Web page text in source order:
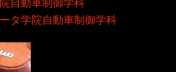
タ学院自動車制御学科